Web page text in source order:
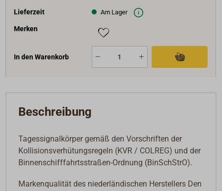
Lieferzeit Am Lager
Merken
In den Warenkorb
Beschreibung
Tagessignalkörper gemäß den Vorschriften der
Kollisionsverhütungsregeln (KVR / COLREG) und der
Binnenschifffahrtsstraßen-Ordnung (BinSchStrO).
Markenqualität des niederländischen Herstellers Den